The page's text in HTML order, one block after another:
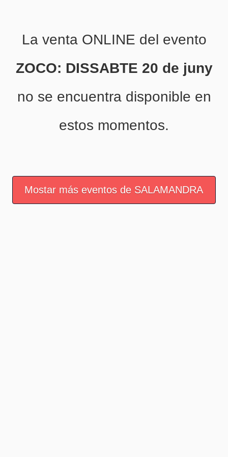
La venta ONLINE del evento
ZOCO: DISSABTE 20 de juny
no se encuentra disponible en
estos momentos.
Mostar más eventos de SALAMANDRA